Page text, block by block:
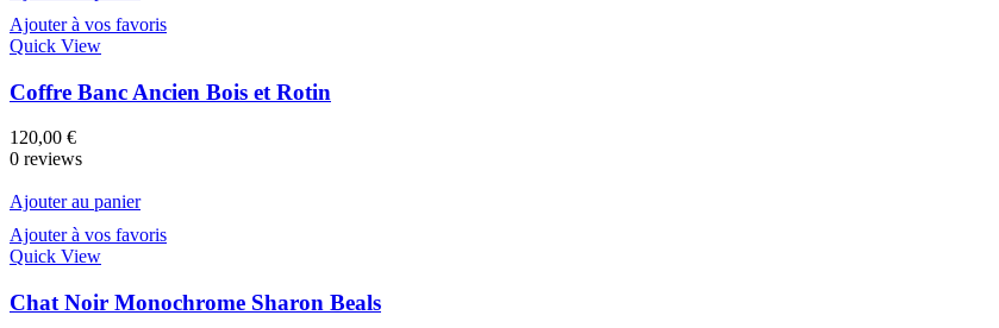
Ajouter à vos favoris
Quick View
Coffre Banc Ancien Bois et Rotin
120,00 €
0 reviews
Ajouter au panier
Ajouter à vos favoris
Quick View
Chat Noir Monochrome Sharon Beals